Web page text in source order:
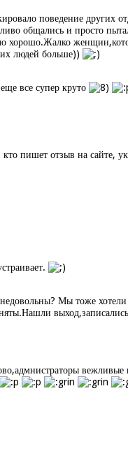
поведение других
общались и просто
хорошо.Жалко
людей больше))
все супер круто
пишет отзыв на сайте,
Мы тоже